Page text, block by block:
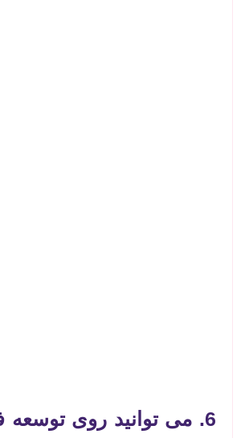
6. می ­توانید روی توسعه